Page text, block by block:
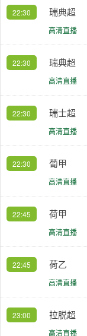
22:30 瑞典超
高清直播
22:30 瑞典超
高清直播
22:30 瑞士超
高清直播
22:30 葡甲
高清直播
22:45 荷甲
高清直播
22:45 荷乙
高清直播
23:00 拉脱超
高清直播